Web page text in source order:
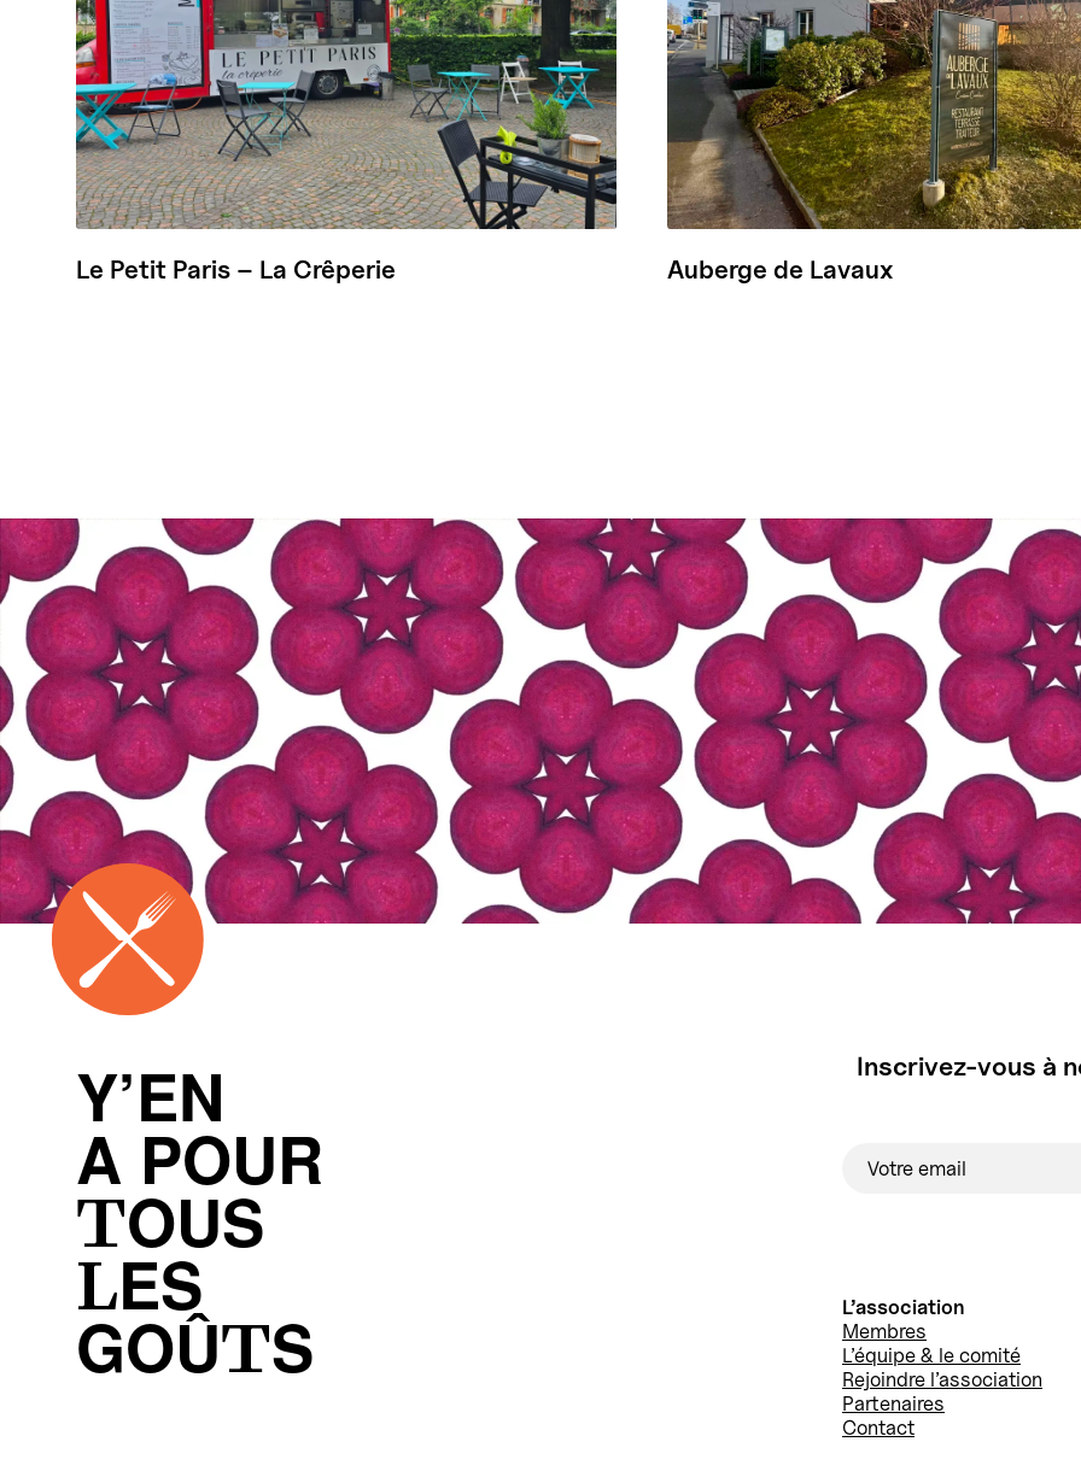
Le Petit Paris – La Crêperie Auberge de Lavaux
Y’EN
A POUR
TOUS
LES
GOÛTS
Inscrivez-vous à
L’association
Membres
L’équipe & le comité
Rejoindre l’association
Partenaires
Contact